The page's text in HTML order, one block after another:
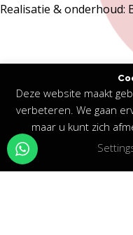
Realisatie & onderhoud:
Deze website maakt
verbeteren. We gaan
maar u kunt zich
De waardering van
is 9.7/